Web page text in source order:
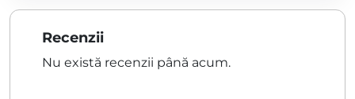
Recenzii
Nu există recenzii până acum.